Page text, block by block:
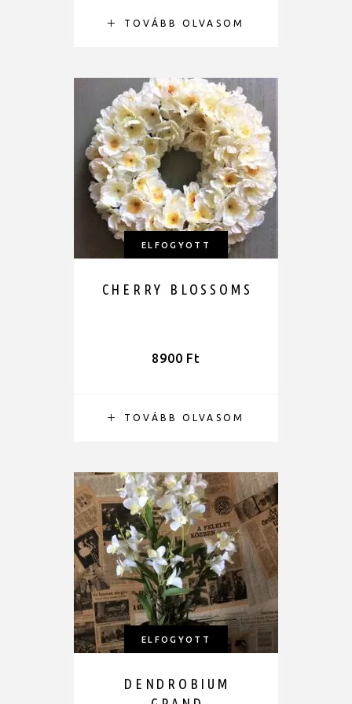
TOVÁBB OLVASOM
ELFOGYOTT
TOVÁBB OLVASOM
CHERRY BLOSSOMS
8900 Ft
ELFOGYOTT
DENDROBIUM